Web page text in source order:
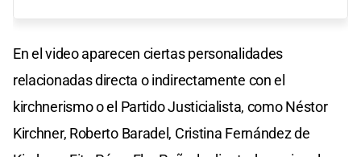
En el video aparecen ciertas personalidades
relacionadas directa o indirectamente con el
kirchnerismo o el Partido Justicialista, como Néstor
Kirchner, Roberto Baradel, Cristina Fernández de